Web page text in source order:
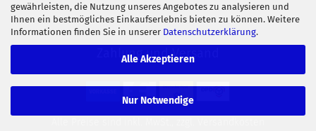
gewährleisten, die Nutzung unseres Angebotes zu analysieren und
Ihnen ein bestmögliches Einkaufserlebnis bieten zu können. Weitere
Informationen finden Sie in unserer Datenschutzerklärung.
Alle Akzeptieren
Nur Notwendige
Zahlung und Versand